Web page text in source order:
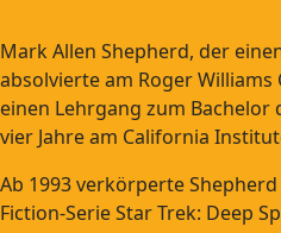
Mark Allen Shepherd, der
absolvierte am Roger Williams
einen Lehrgang zum
vier Jahre am California
Ab 1993 verkörperte
Fiction-Serie Star Trek: Deep